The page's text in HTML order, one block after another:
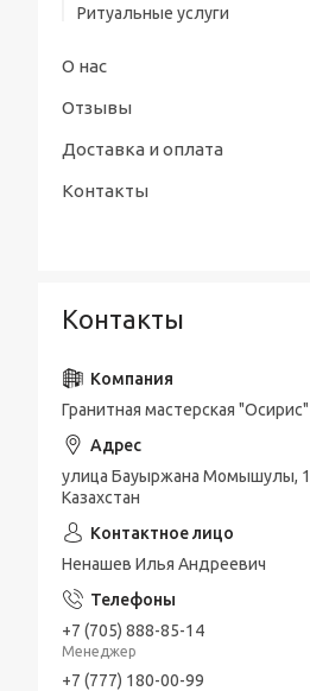
Ритуальные услуги
О нас
Отзывы
Доставка и оплата
Контакты
Контакты
Гранитная мастерская "Осирис"
улица Бауыржана Момышулы,
Казахстан
Ненашев Илья Андреевич
+7 (705) 888-85-14
Менеджер
+7 (777) 180-00-99